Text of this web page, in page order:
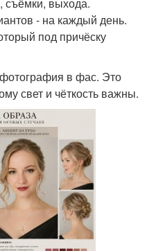
съёмки, выхода.
- на каждый день.
под причёску
в фас. Это
свет и чёткость важны.